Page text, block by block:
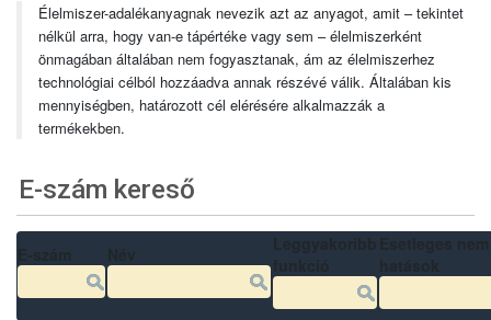
Élelmiszer-adalékanyagnak nevezik azt az anyagot, amit – tekintet
nélkül arra, hogy van-e tápértéke vagy sem – élelmiszerként
önmagában általában nem fogyasztanak, ám az élelmiszerhez
technológiai célból hozzáadva annak részévé válik. Általában kis
mennyiségben, határozott cél elérésére alkalmazzák a
termékekben.
E-szám kereső